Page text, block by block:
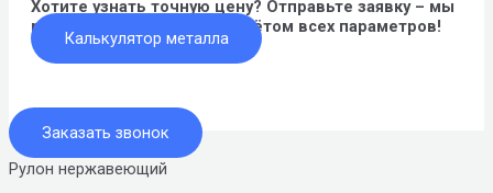
Хотите узнать точную цену? Отправьте заявку – мы
рассчитаем стоимость с учётом всех параметров!
Калькулятор металла
Заказать звонок
Рулон нержавеющий